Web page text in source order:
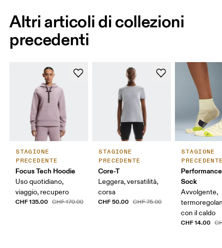
Altri articoli di collezioni
precedenti
STAGIONE
PRECEDENTE
Focus Tech Hoodie
Uso quotidiano,
viaggio, recupero
CHF 135.00 CHF 170.00
STAGIONE
PRECEDENTE
Core-T
Leggera, versatilità,
corsa
CHF 50.00 CHF 75.00
STAGIONE
Sock
Avvolgente,
con il caldo
CHF 14.00